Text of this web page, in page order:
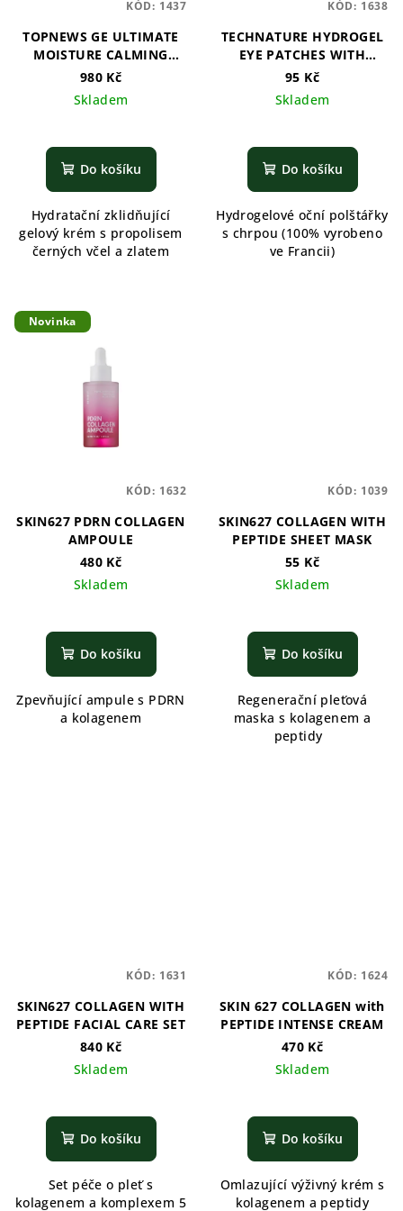
TOPNEWS GE ULTIMATE
MOISTURE CALMING
CREAM
980 Kč
Skladem
Do košíku
Hydratační zklidňující
gelový krém s propolisem
černých včel a zlatem
KÓD: 1437
TECHNATURE HYDROGEL
EYE PATCHES WITH
CORNFLOWER
95 Kč
Skladem
Do košíku
Hydrogelové oční polštářky
s chrpou (100% vyrobeno
ve Francii)
KÓD: 1638
Novinka
SKIN627 PDRN COLLAGEN
AMPOULE
480 Kč
Skladem
Do košíku
Zpevňující ampule s PDRN
a kolagenem
KÓD: 1632
SKIN627 COLLAGEN WITH
PEPTIDE SHEET MASK
55 Kč
Skladem
Do košíku
Regenerační pleťová
maska s kolagenem a
peptidy
KÓD: 1039
SKIN627 COLLAGEN WITH
PEPTIDE FACIAL CARE SET
840 Kč
Skladem
Do košíku
Set péče o pleť s
kolagenem a komplexem 5
KÓD: 1631
SKIN 627 COLLAGEN with
PEPTIDE INTENSE CREAM
470 Kč
Skladem
Do košíku
Omlazující výživný krém s
kolagenem a peptidy
KÓD: 1624